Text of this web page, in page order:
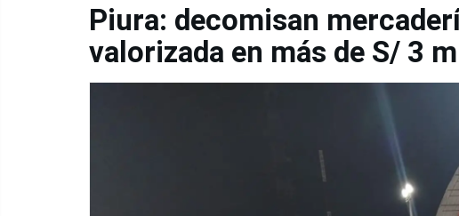
Piura: decomisan
valorizada en más de S/ 3